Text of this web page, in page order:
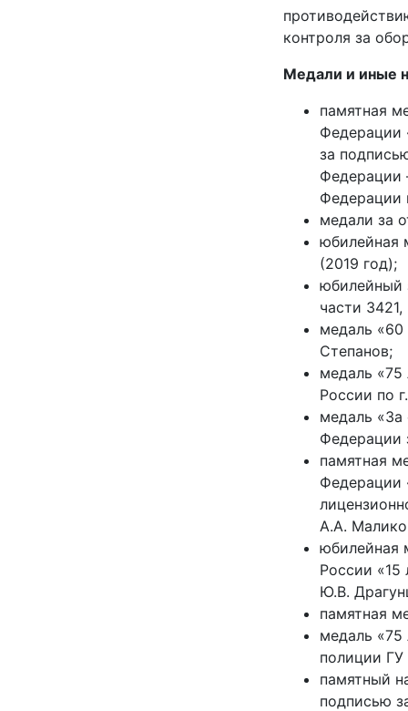
контроля за
Медали и иные
памятная
Федерации
за
Федерации
Федерации
медали за
юбилейная
(2019 год);
юбилейный
части
медаль
Степанов;
медаль
России по
медаль
Федерации
памятная
Федерации
А.А.
юбилейная
России
Ю.В.
памятная
медаль
полиции
памятный
подписью